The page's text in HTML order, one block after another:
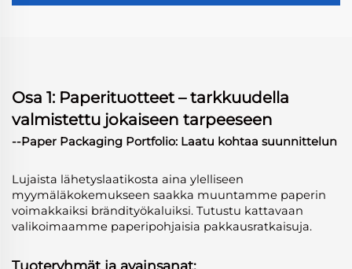
Osa 1: Paperituotteet – tarkkuudella
valmistettu jokaiseen tarpeeseen
--Paper Packaging Portfolio: Laatu kohtaa suunnittelun
Lujaista lähetyslaatikosta aina ylelliseen
myymäläkokemukseen saakka muuntamme paperin
voimakkaiksi brändityökaluiksi. Tutustu kattavaan
valikoimaamme paperipohjaisia pakkausratkaisuja.